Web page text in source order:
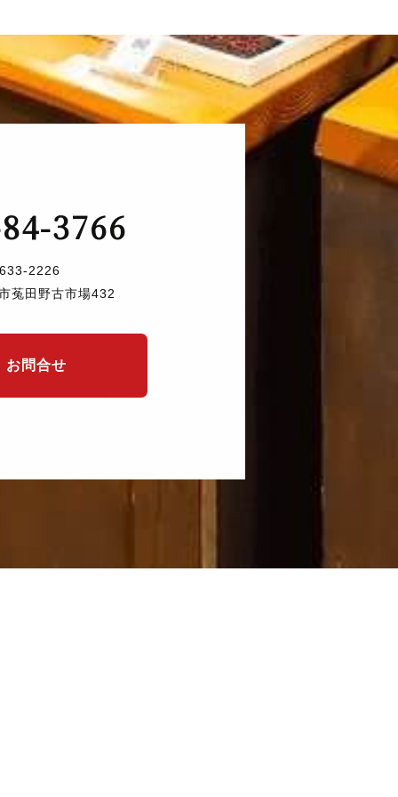
3766
2226
菟田野古市場432
お問合せ